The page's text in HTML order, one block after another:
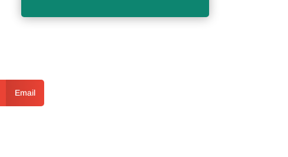
Email